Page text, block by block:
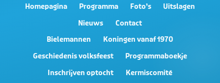
Homepagina Programma Foto’s
Uitslagen
Nieuws
Contact
Bielemannen
Koningen vanaf 1970
Geschiedenis volksfeest
Programmaboekje
Inschrijven optocht
Kermiscomité